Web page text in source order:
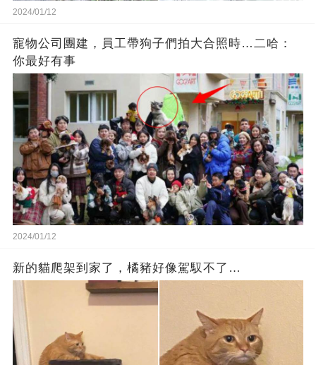
2024/01/12
寵物公司團建，員工帶狗子們拍大合照時…二哈：
你最好有事
2024/01/12
新的貓爬架到家了，橘豬好像駕馭不了…